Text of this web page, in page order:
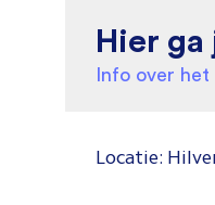
Hier
Info over
Locatie: